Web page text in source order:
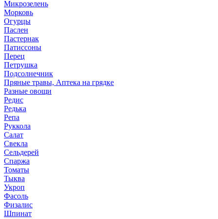
Микрозелень
Морковь
Огурцы
Паслен
Пастернак
Патиссоны
Перец
Петрушка
Подсолнечник
Пряные травы, Аптека на грядке
Разные овощи
Редис
Редька
Репа
Руккола
Салат
Свекла
Сельдерей
Спаржа
Томаты
Тыква
Укроп
Фасоль
Физалис
Шпинат